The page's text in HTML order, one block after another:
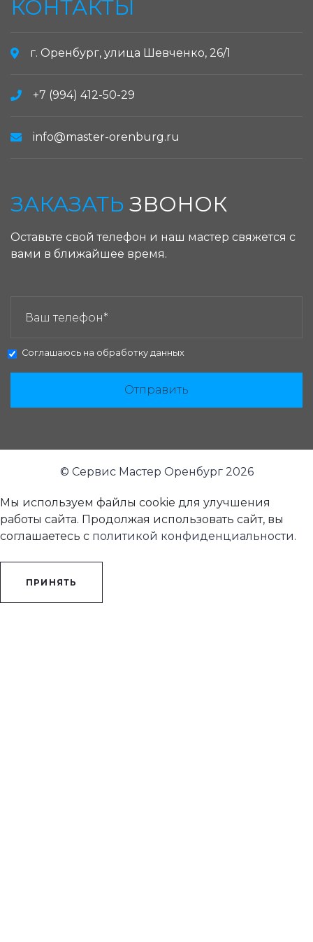
КОНТАКТЫ
г. Оренбург, улица Шевченко, 26/1
+7 (994) 412-50-29
info@master-orenburg.ru
ЗАКАЗАТЬ ЗВОНОК
Оставьте свой телефон и наш мастер свяжется с
вами в ближайшее время.
Соглашаюсь на обработку данных
Отправить
© Сервис Мастер Оренбург 2026
Мы используем файлы cookie для улучшения
работы сайта. Продолжая использовать сайт, вы
соглашаетесь с политикой конфиденциальности.
ПРИНЯТЬ